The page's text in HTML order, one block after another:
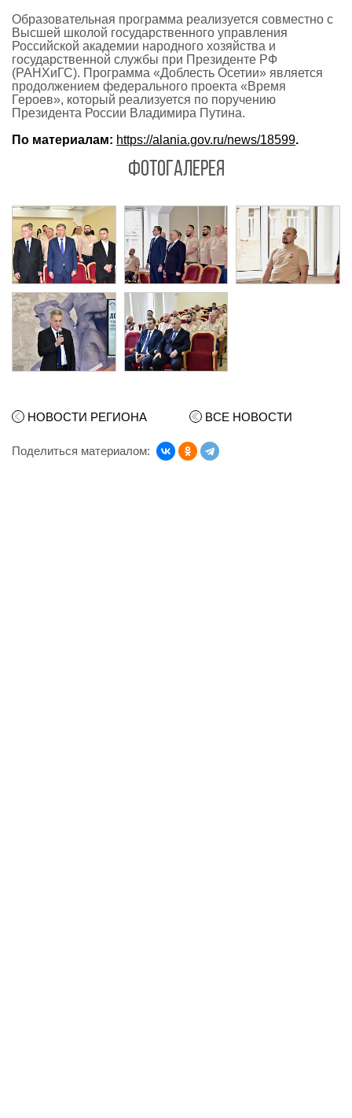
Образовательная программа реализуется совместно с
Высшей школой государственного управления
Российской академии народного хозяйства и
государственной службы при Президенте РФ
(РАНХиГС). Программа «Доблесть Осетии» является
продолжением федерального проекта «Время
Героев», который реализуется по поручению
Президента России Владимира Путина.
По материалам: https://alania.gov.ru/news/18599.
ФОТОГАЛЕРЕЯ
НОВОСТИ РЕГИОНА ВСЕ НОВОСТИ
Поделиться материалом: